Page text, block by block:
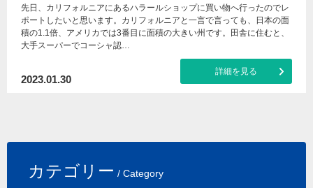
先日、カリフォルニアにあるハラールショップに買い物へ行ったのでレ
ポートしたいと思います。カリフォルニアと一言で言っても、日本の面
積の1.1倍、アメリカでは3番目に面積の大きい州です。田舎に住むと、
大手スーパーでコーシャ認…
2023.01.30
詳細を見る
カテゴリー / Category